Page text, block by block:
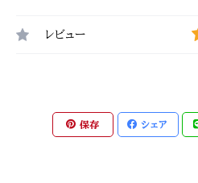
レビュー
保存 シェア